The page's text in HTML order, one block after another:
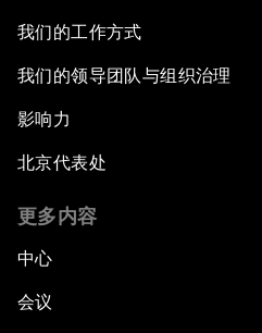
我们的工作方式
我们的领导团队与组织治理
影响力
北京代表处
更多内容
中心
会议